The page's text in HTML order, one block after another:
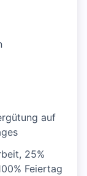
auf
25%
Feiertag